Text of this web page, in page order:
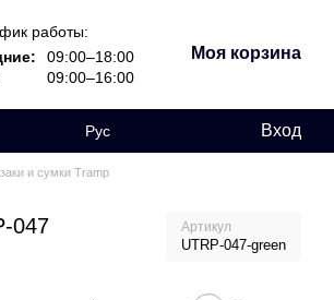
работы:
09:00–18:00
09:00–16:00
Моя корзина
Рус Вход
и сумки Tramp
047 Артикул
UTRP-047-green